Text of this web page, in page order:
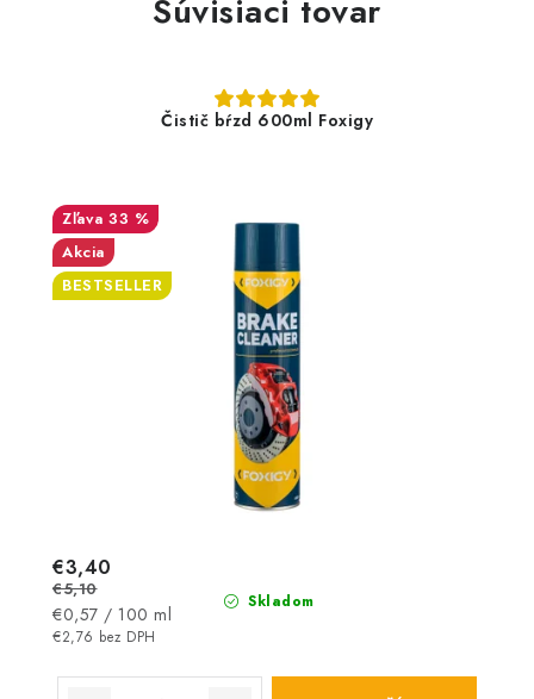
Súvisiaci tovar
Čistič bŕzd 600ml Foxigy
33 %
Akcia
BESTSELLER
Skladom
€2,76 bez DPH
€3,40
€5,10
Jednotková
cena:
€0,57 / 100 ml